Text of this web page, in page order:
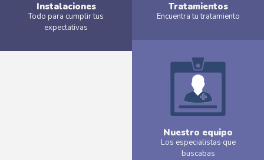
Instalaciones
Todo para cumplir tus
expectativas
Tratamientos
Encuentra tu tratamiento
Nuestro equipo
Los especialistas que
buscabas